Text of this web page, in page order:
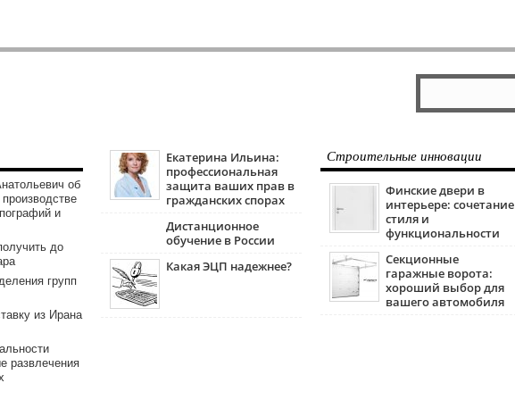
об
и
до
групп
из Ирана
развлечения
Екатерина Ильина:
профессиональная
защита ваших прав в
гражданских спорах
Дистанционное
обучение в России
Какая ЭЦП надежнее?
Строительные инновации
Финские двери в
интерьере: сочетание
стиля и
функциональности
Секционные
гаражные ворота:
хороший выбор для
вашего автомобиля